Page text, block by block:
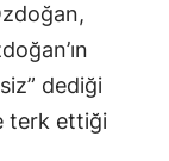
dediği
terk ettiği